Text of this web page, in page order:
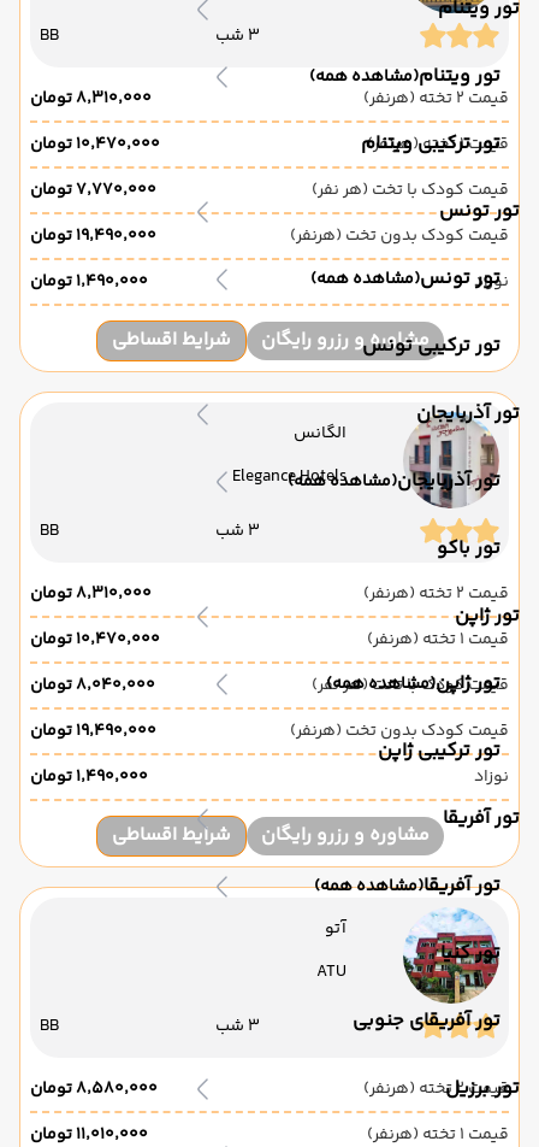
تور ویتنام
تور ویتنام(مشاهده همه)
تور ترکیبی ویتنام
تور تونس
تور تونس(مشاهده همه)
تور ترکیبی تونس
تور آذربایجان
تور آذربایجان(مشاهده همه)
تور باکو
تور ژاپن
تور ژاپن(مشاهده همه)
تور ترکیبی ژاپن
تور آفریقا
تور آفریقا(مشاهده همه)
تور کنیا
تور آفریقای جنوبی
تور برزیل
3 شب BB
قیمت 2 تخته (هرنفر)
۸٬۳۱۰٬۰۰۰ تومان
قیمت 1 تخته (هرنفر)
۱۰٬۴۷۰٬۰۰۰ تومان
قیمت کودک با تخت (هر نفر)
۷٬۷۷۰٬۰۰۰ تومان
قیمت کودک بدون تخت (هرنفر)
۱۹٬۴۹۰٬۰۰۰ تومان
نوزاد
۱٬۴۹۰٬۰۰۰ تومان
مشاوره و رزرو رایگان شرایط اقساطی
الگانس
Elegance Hotels
3 شب BB
قیمت 2 تخته (هرنفر)
۸٬۳۱۰٬۰۰۰ تومان
قیمت 1 تخته (هرنفر)
۱۰٬۴۷۰٬۰۰۰ تومان
قیمت کودک با تخت (هر نفر)
۸٬۰۴۰٬۰۰۰ تومان
قیمت کودک بدون تخت (هرنفر)
۱۹٬۴۹۰٬۰۰۰ تومان
نوزاد
۱٬۴۹۰٬۰۰۰ تومان
مشاوره و رزرو رایگان شرایط اقساطی
آتو
ATU
3 شب BB
قیمت 2 تخته (هرنفر)
۸٬۵۸۰٬۰۰۰ تومان
قیمت 1 تخته (هرنفر)
۱۱٬۰۱۰٬۰۰۰ تومان